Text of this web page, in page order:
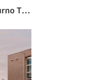
Centro de Atividades de Contraturno Tidsmaskinen / BBP Arkitekter